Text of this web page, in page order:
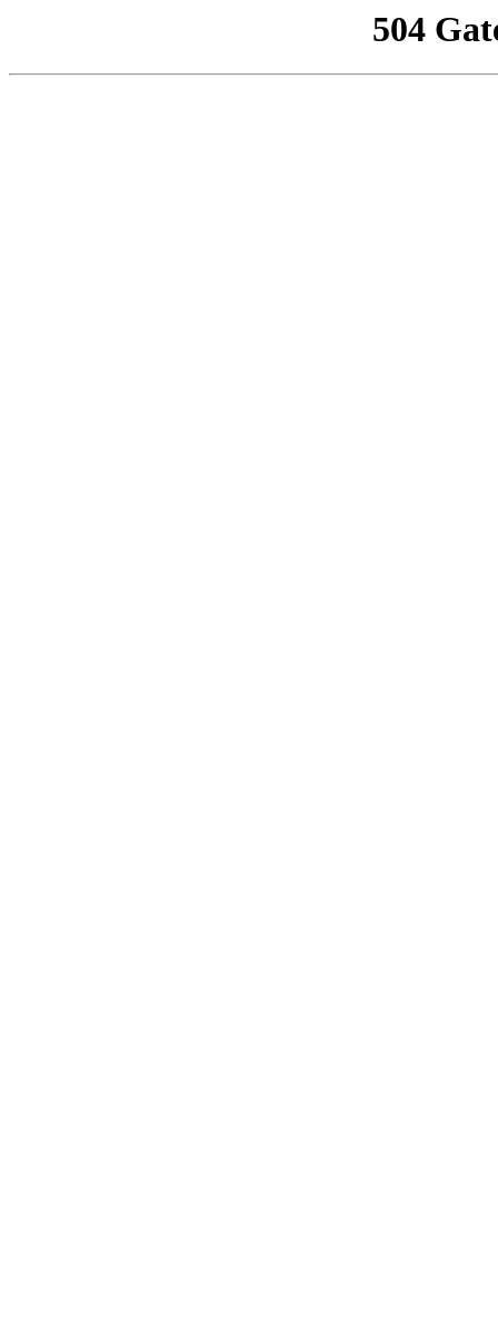
504